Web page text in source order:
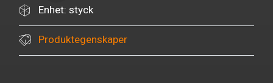
Enhet: styck
Produktegenskaper